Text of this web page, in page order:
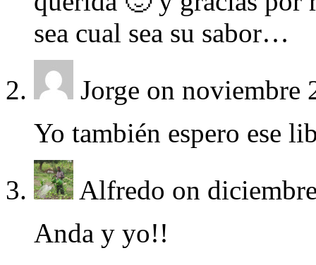
sea cual sea su sabor…
Jorge on noviembre
Yo también espero ese
Alfredo on
Anda y yo!!